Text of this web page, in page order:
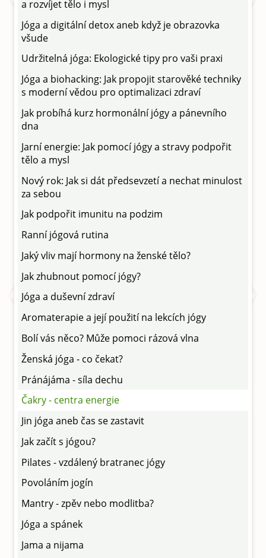
a rozvíjet tělo i mysl
Jóga a digitální detox aneb když je obrazovka
všude
Udržitelná jóga: Ekologické tipy pro vaši praxi
Jóga a biohacking: Jak propojit starověké techniky
s moderní vědou pro optimalizaci zdraví
Jak probíhá kurz hormonální jógy a pánevního
dna
Jarní energie: Jak pomocí jógy a stravy podpořit
tělo a mysl
Nový rok: Jak si dát předsevzetí a nechat minulost
za sebou
Jak podpořit imunitu na podzim
Ranní jógová rutina
Jaký vliv mají hormony na ženské tělo?
Jak zhubnout pomocí jógy?
Jóga a duševní zdraví
Aromaterapie a její použití na lekcích jógy
Bolí vás něco? Může pomoci rázová vlna
Ženská jóga - co čekat?
Pránájáma - síla dechu
Čakry - centra energie
Jin jóga aneb čas se zastavit
Jak začít s jógou?
Pilates - vzdálený bratranec jógy
Povoláním jogín
Mantry - zpěv nebo modlitba?
Jóga a spánek
Jama a nijama